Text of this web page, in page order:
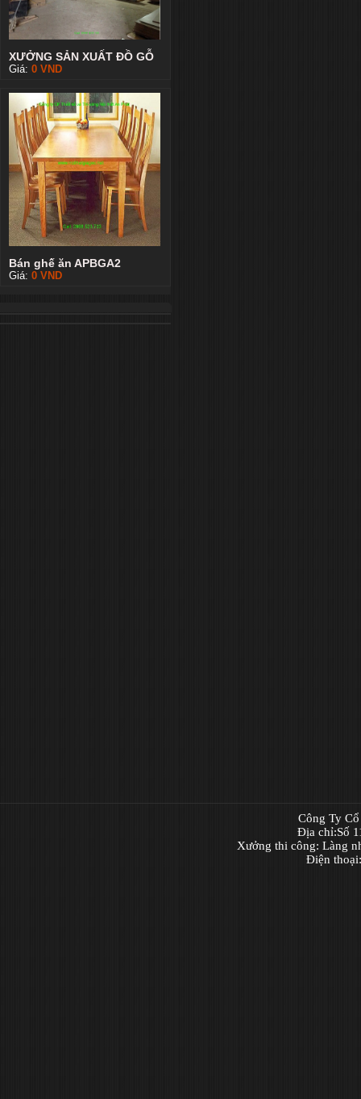
XƯỞNG SẢN XUẤT ĐỒ GỖ
Giá: 0 VND
Bán ghế ăn APBGA2
Giá: 0 VND
Công Ty
Địa chỉ:Số
Xưởng thi công: Làng
Điện